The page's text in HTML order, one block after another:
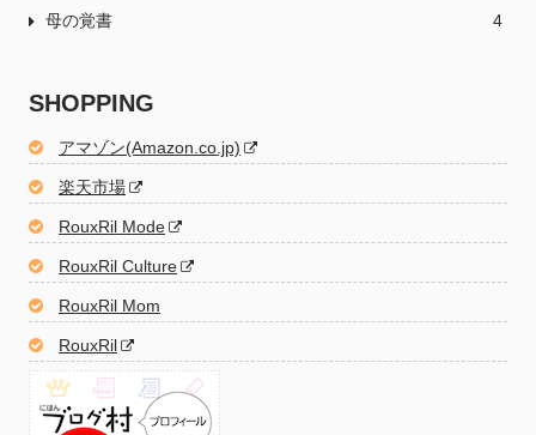
母の覚書 4
SHOPPING
アマゾン(Amazon.co.jp)
楽天市場
RouxRil Mode
RouxRil Culture
RouxRil Mom
RouxRil